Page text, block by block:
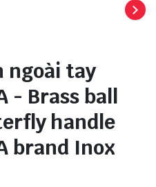
ngoài tay
- Brass ball
handle
brand Inox